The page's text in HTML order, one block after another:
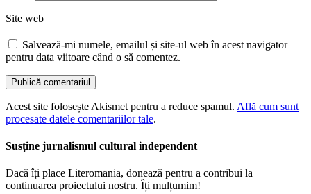
Site web
Salvează-mi numele, emailul și site-ul web în acest navigator
pentru data viitoare când o să comentez.
Acest site folosește Akismet pentru a reduce spamul. Află cum sunt
procesate datele comentariilor tale.
Susține jurnalismul cultural independent
Dacă îți place Literomania, donează pentru a contribui la
continuarea proiectului nostru. Îți mulțumim!